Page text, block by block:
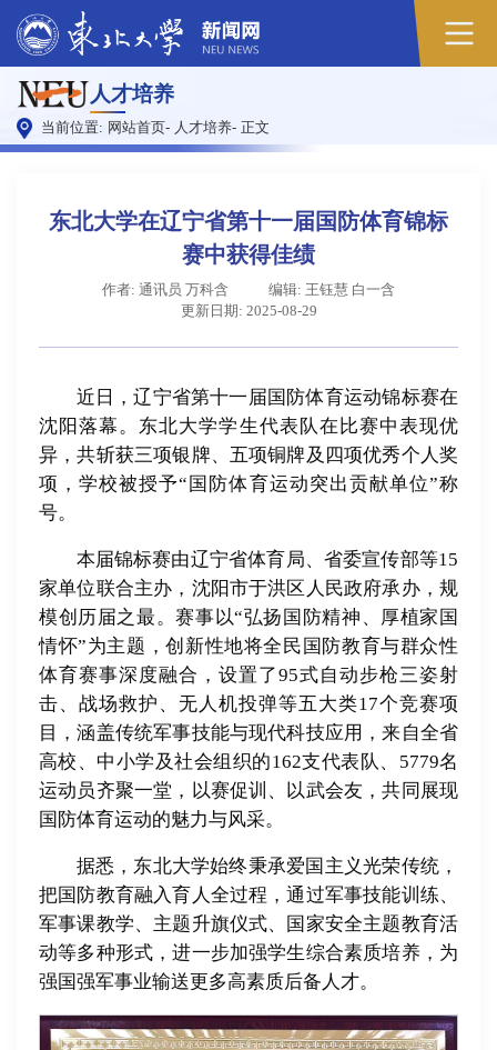
人才培养
当前位置: 网站首页- 人才培养- 正文
东北大学在辽宁省第十一届国防体育锦标
赛中获得佳绩
作者: 通讯员 万科含
编辑: 王钰慧 白一含
更新日期: 2025-08-29
近日，辽宁省第十一届国防体育运动锦标赛在
沈阳落幕。东北大学学生代表队在比赛中表现优
异，共斩获三项银牌、五项铜牌及四项优秀个人奖
项，学校被授予“国防体育运动突出贡献单位”称
号。
本届锦标赛由辽宁省体育局、省委宣传部等15
家单位联合主办，沈阳市于洪区人民政府承办，规
模创历届之最。赛事以“弘扬国防精神、厚植家国
情怀”为主题，创新性地将全民国防教育与群众性
体育赛事深度融合，设置了95式自动步枪三姿射
击、战场救护、无人机投弹等五大类17个竞赛项
目，涵盖传统军事技能与现代科技应用，来自全省
高校、中小学及社会组织的162支代表队、5779名
运动员齐聚一堂，以赛促训、以武会友，共同展现
国防体育运动的魅力与风采。
据悉，东北大学始终秉承爱国主义光荣传统，
把国防教育融入育人全过程，通过军事技能训练、
军事课教学、主题升旗仪式、国家安全主题教育活
动等多种形式，进一步加强学生综合素质培养，为
强国强军事业输送更多高素质后备人才。
原